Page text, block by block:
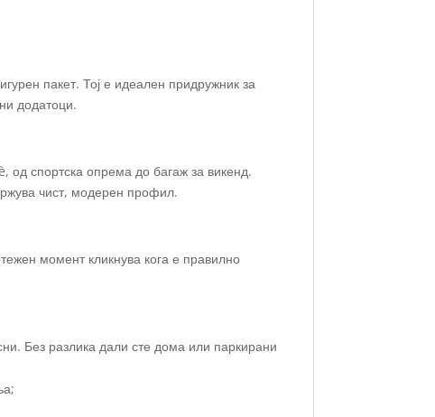
пакет. Тој е идеален придружник за
додатоци.
од спортска опрема до багаж за викенд.
чист, модерен профил.
момент кликнува кога е правилно
Без разлика дали сте дома или паркирани